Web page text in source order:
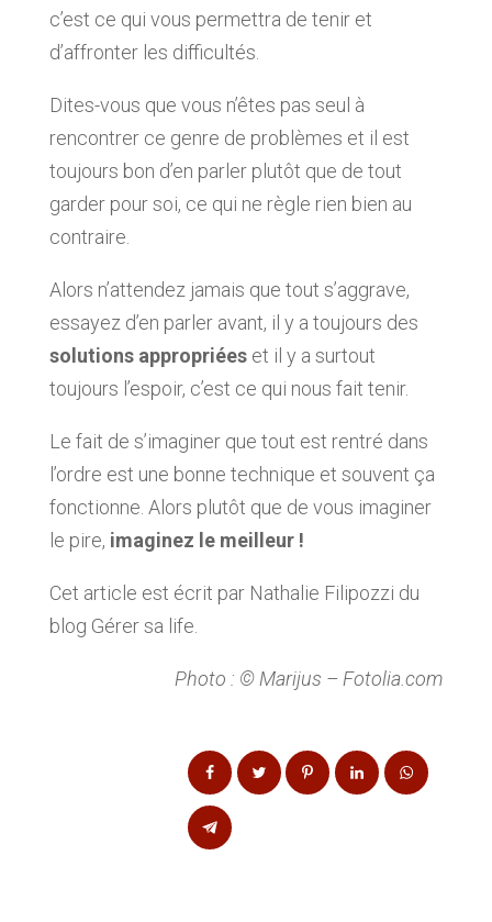
c’est ce qui vous permettra de tenir et
d’affronter les difficultés.
Dites-vous que vous n’êtes pas seul à
rencontrer ce genre de problèmes et il est
toujours bon d’en parler plutôt que de tout
garder pour soi, ce qui ne règle rien bien au
contraire.
Alors n’attendez jamais que tout s’aggrave,
essayez d’en parler avant, il y a toujours des
solutions appropriéeset il y a surtout
toujours l’espoir, c’est ce qui nous fait tenir.
Le fait de s’imaginer que tout est rentré dans
l’ordre est une bonne technique et souvent ça
fonctionne. Alors plutôt que de vous imaginer
le pire, imaginez le meilleur !
Cet article est écrit par Nathalie Filipozzi du
blog Gérer sa life.
Photo : © Marijus – Fotolia.com